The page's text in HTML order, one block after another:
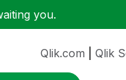
you.
Qlik.com Qlik